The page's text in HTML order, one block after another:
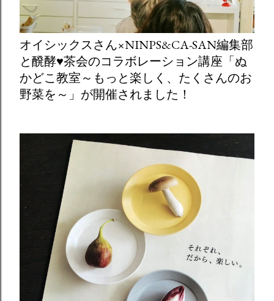
オイシックスさん×NINPS&CA-SAN編集部
と醗酵♥茶会のコラボレーション講座「ぬ
かどこ教室～もっと楽しく、たくさんのお
野菜を～」が開催されました！